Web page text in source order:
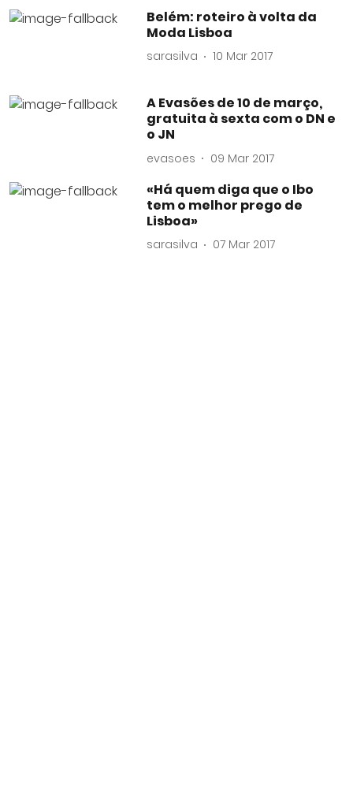
Belém: roteiro à volta da
Moda Lisboa
sarasilva 10 Mar 2017
A Evasões de 10 de março,
gratuita à sexta com o DN e
o JN
evasoes 09 Mar 2017
«Há quem diga que o Ibo
tem o melhor prego de
Lisboa»
sarasilva 07 Mar 2017